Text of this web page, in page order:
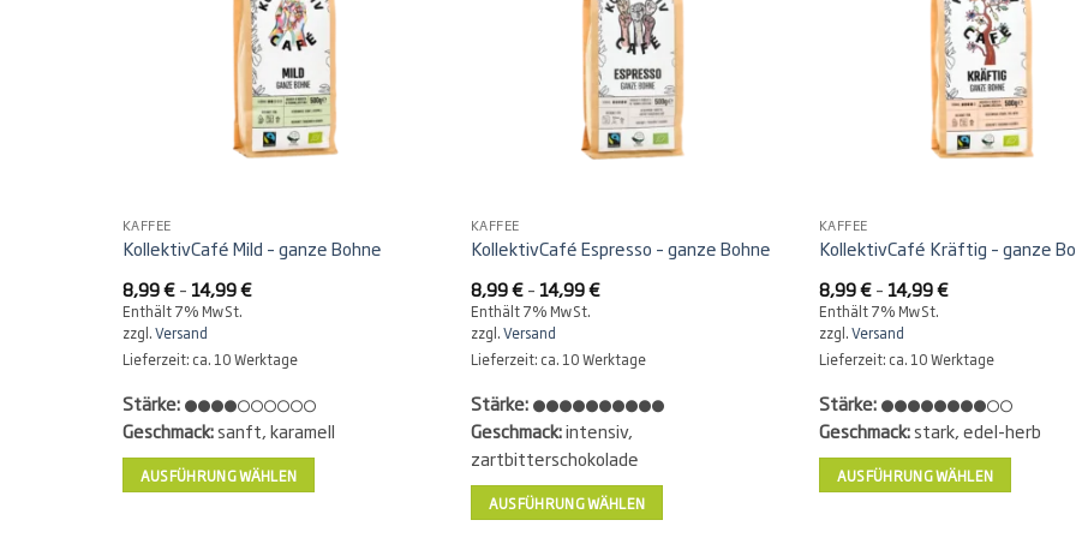
KAFFEE
KollektivCafé Mild – ganze Bohne
8,99€ – 14,99€Preisspanne:
8,99 €
Enthält 7% MwSt.
zzgl.Versand
Lieferzeit: ca. 10 Werktage
Stärke:
Geschmack:sanft, karamell
AUSFÜHRUNG WÄHLEN
KAFFEE
KollektivCafé Espresso – ganze Bohne
8,99€ – 14,99€Preisspanne:
8,99 €
Enthält 7% MwSt.
zzgl.Versand
Lieferzeit: ca. 10 Werktage
Stärke:
Geschmack:intensiv,
zartbitterschokolade
AUSFÜHRUNG WÄHLEN
KAFFEE
KollektivCafé Kräftig – ganze
8,99€ – 14,99€Preisspanne:
8,99 €
Enthält 7% MwSt.
zzgl.Versand
Lieferzeit: ca. 10 Werktage
Stärke:
Geschmack:stark, edel-herb
AUSFÜHRUNG WÄHLEN